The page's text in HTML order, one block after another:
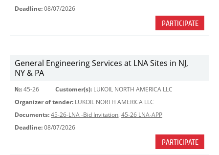
Deadline: 08/07/2026
PARTICIPATE
General Engineering Services at LNA Sites in NJ,
NY & PA
№: 45-26 Customer(s): LUKOIL NORTH AMERICA LLC
Organizer of tender: LUKOIL NORTH AMERICA LLC
Documents: 45-26-LNA -Bid Invitation, 45-26 LNA-APP
Deadline: 08/07/2026
PARTICIPATE